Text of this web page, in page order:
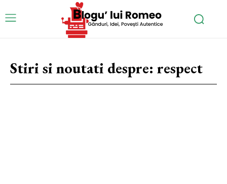
Stiri si noutati despre: respect